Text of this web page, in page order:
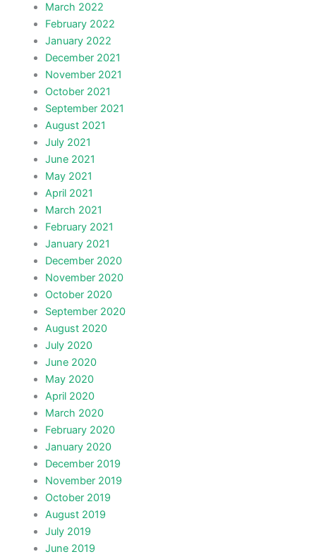
March 2022
February 2022
January 2022
December 2021
November 2021
October 2021
September 2021
August 2021
July 2021
June 2021
May 2021
April 2021
March 2021
February 2021
January 2021
December 2020
November 2020
October 2020
September 2020
August 2020
July 2020
June 2020
May 2020
April 2020
March 2020
February 2020
January 2020
December 2019
November 2019
October 2019
August 2019
July 2019
June 2019